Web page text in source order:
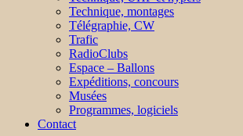
Technique, montages
Télégraphie, CW
Trafic
RadioClubs
Espace – Ballons
Expéditions, concours
Musées
Programmes, logiciels
Contact